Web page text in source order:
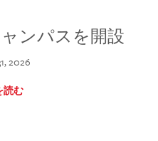
ンパスを開設
2026
読む